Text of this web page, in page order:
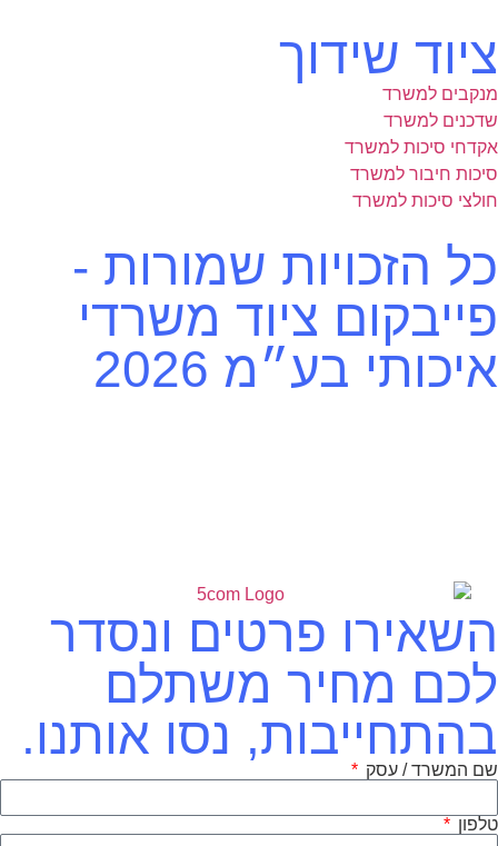
ציוד שידוך
מנקבים למשרד
שדכנים למשרד
אקדחי סיכות למשרד
סיכות חיבור למשרד
חולצי סיכות למשרד
כל הזכויות שמורות -
פייבקום ציוד משרדי
איכותי בע״מ 2026
השאירו פרטים ונסדר
לכם מחיר משתלם
בהתחייבות, נסו אותנו.
שם המשרד / עסק
טלפון